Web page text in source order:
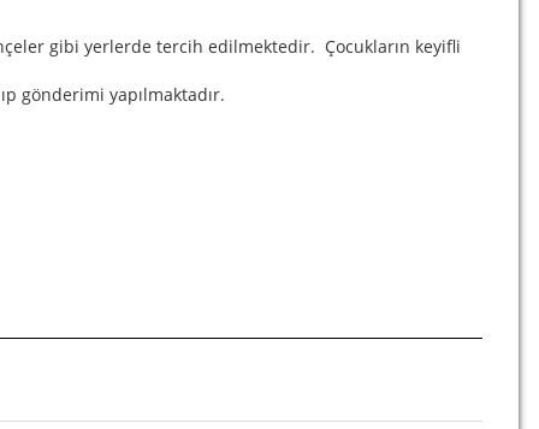
gibi yerlerde tercih edilmektedir. Çocukların keyifli
gönderimi yapılmaktadır.